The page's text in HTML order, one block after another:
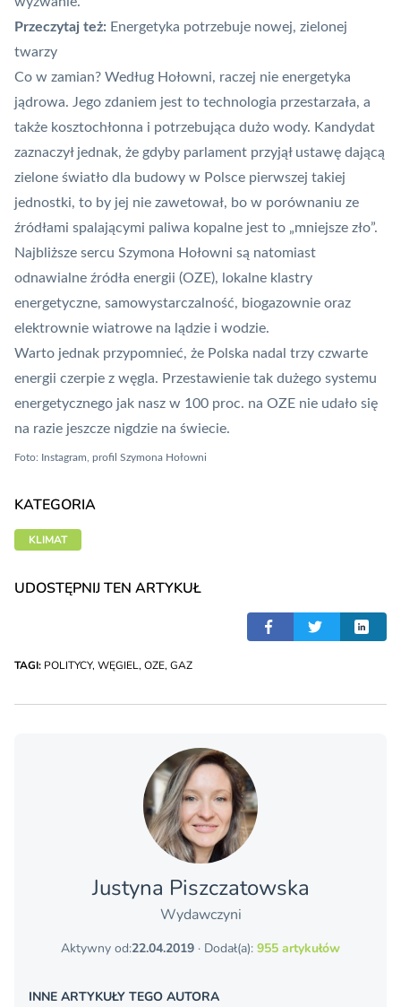
Przeczytaj też: Energetyka potrzebuje nowej, zielonej
twarzy
Co w zamian? Według Hołowni, raczej nie energetyka
jądrowa. Jego zdaniem jest to technologia przestarzała, a
także kosztochłonna i potrzebująca dużo wody. Kandydat
zaznaczył jednak, że gdyby parlament przyjął ustawę dającą
zielone światło dla budowy w Polsce pierwszej takiej
jednostki, to by jej nie zawetował, bo w porównaniu ze
źródłami spalającymi paliwa kopalne jest to „mniejsze zło”.
Najbliższe sercu Szymona Hołowni są natomiast
odnawialne źródła energii (OZE), lokalne klastry
energetyczne, samowystarczalność, biogazownie oraz
elektrownie wiatrowe na lądzie i wodzie.
Warto jednak przypomnieć, że Polska nadal trzy czwarte
energii czerpie z węgla. Przestawienie tak dużego systemu
energetycznego jak nasz w 100 proc. na OZE nie udało się
na razie jeszcze nigdzie na świecie.
Foto: Instagram, profil Szymona Hołowni
KATEGORIA
KLIMAT
UDOSTĘPNIJ TEN ARTYKUŁ
TAGI: POLITYCY, WĘGIEL, OZE, GAZ
Justyna Piszczatowska
Wydawczyni
Aktywny od:22.04.2019 · Dodał(a): 955 artykułów
INNE ARTYKUŁY TEGO AUTORA